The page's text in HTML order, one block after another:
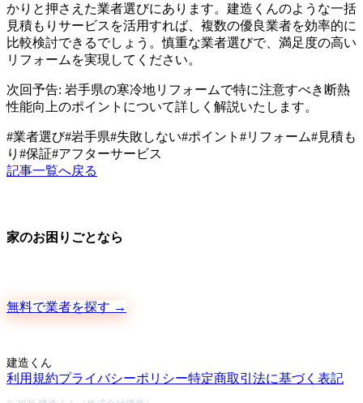
かりと押さえた業者選びにあります。建造くんのような一括
見積もりサービスを活用すれば、複数の優良業者を効率的に
比較検討できるでしょう。慎重な業者選びで、満足度の高い
リフォームを実現してください。
次回予告: 岩手県の寒冷地リフォームで特に注意すべき断熱
性能向上のポイントについて詳しく解説いたします。
#業者選び#岩手県#失敗しない#ポイント #リフォーム#見積も
り #保証#アフターサービス
記事一覧へ戻る
家のお困りごとなら
無料で業者を探す →
建造くん
利用規約プライバシーポリシー特定商取引法に基づく表記